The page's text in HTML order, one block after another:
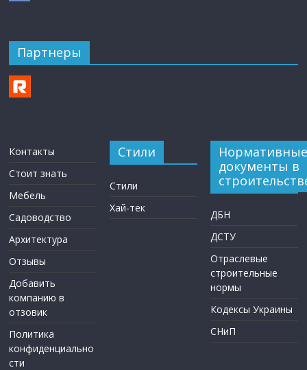
Партнеры
Контакты
Стоит знать
Мебель
Садоводство
Архитектура
Отзывы
Добавить
компанию в
отзовик
Политика
конфиденциально
сти
Стили
Стили
Хай-тек
Нормативные
документы в
ДБН
ДСТУ
Отраслевые
строительные
нормы
Кодексы Украины
СНиП